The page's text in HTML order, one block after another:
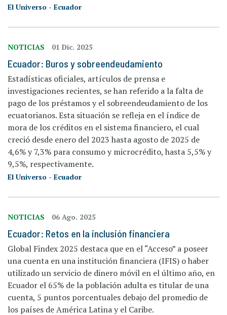
El Universo - Ecuador
NOTICIAS 01 Dic. 2025
Ecuador: Buros y sobreendeudamiento
Estadísticas oficiales, artículos de prensa e
investigaciones recientes, se han referido a la falta de
pago de los préstamos y el sobreendeudamiento de los
ecuatorianos. Esta situación se refleja en el índice de
mora de los créditos en el sistema financiero, el cual
creció desde enero del 2023 hasta agosto de 2025 de
4,6% y 7,3% para consumo y microcrédito, hasta 5,5% y
9,5%, respectivamente.
El Universo - Ecuador
NOTICIAS 06 Ago. 2025
Ecuador: Retos en la inclusión financiera
Global Findex 2025 destaca que en el “Acceso” a poseer
una cuenta en una institución financiera (IFIS) o haber
utilizado un servicio de dinero móvil en el último año, en
Ecuador el 65% de la población adulta es titular de una
cuenta, 5 puntos porcentuales debajo del promedio de
los países de América Latina y el Caribe.